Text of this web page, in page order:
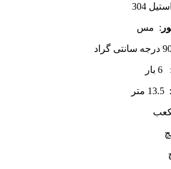
304
: مس
: 6 بار
: 13.5 متر